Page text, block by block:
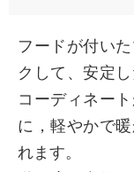
フードが付い
クして、安定
コーディネー
に，軽やかで
れます。